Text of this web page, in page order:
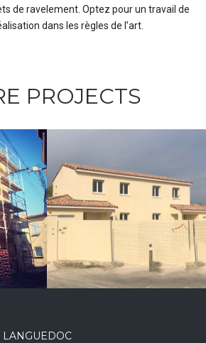
de ravelement. Optez pour un travail de
dans les règles de l’art.
PROJECTS
LANGUEDOC